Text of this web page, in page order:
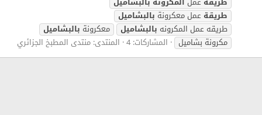
طريقةعمل معكرونةبالبشاميل
طريقه عمل المكرونهبالبشاميل معكرونةبالبشاميل
مكرونة بشاميل
المشاركات: 4 المنتدى: منتدى المطبخ الجزائري